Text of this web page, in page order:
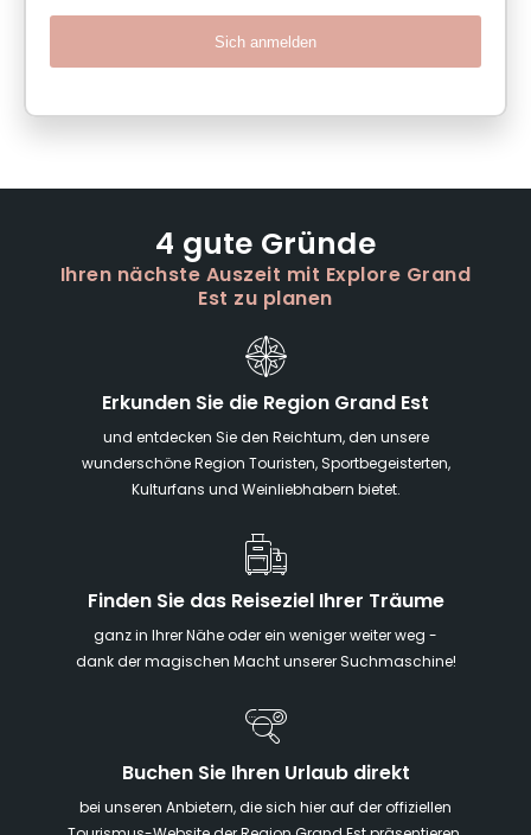
Sich anmelden
4 gute Gründe
Ihren nächste Auszeit mit Explore Grand
Est zu planen
Erkunden Sie die Region Grand Est
und entdecken Sie den Reichtum, den unsere
wunderschöne Region Touristen, Sportbegeisterten,
Kulturfans und Weinliebhabern bietet.
Finden Sie das Reiseziel Ihrer Träume
ganz in Ihrer Nähe oder ein weniger weiter weg -
dank der magischen Macht unserer Suchmaschine!
Buchen Sie Ihren Urlaub direkt
bei unseren Anbietern, die sich hier auf der offiziellen